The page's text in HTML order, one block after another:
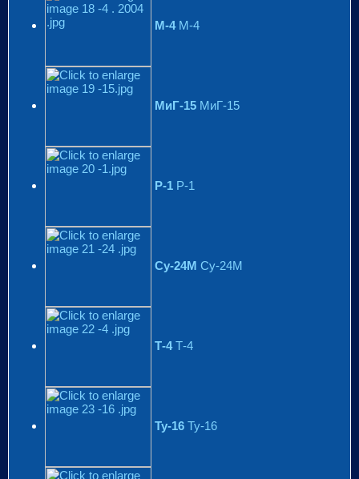
М-4 М-4
МиГ-15 МиГ-15
Р-1 Р-1
Су-24М Су-24М
Т-4 Т-4
Ту-16 Ту-16